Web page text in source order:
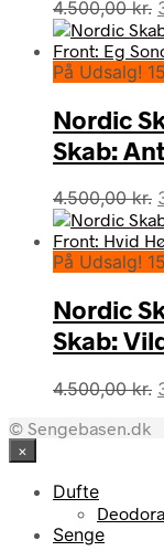
4.500,00kr.
På Udsalg!
Nordic
Skab:
4.500,00kr.
På Udsalg!
Nordic
Skab:
4.500,00kr.
© Sengebasen.dk
×
Dufte
Senge